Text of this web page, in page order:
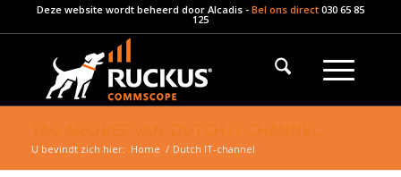
Deze website wordt beheerd door Alcadis- Bel ons direct 030 65 85
125
U bevindt zich hier: Home / Dutch IT-channel